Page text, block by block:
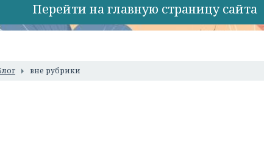
Перейти на главную страницу сайта
вне рубрики